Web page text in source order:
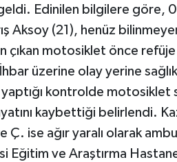
Edinilen bilgilere göre,
Aksoy (21), henüz
çıkan motosiklet önce
üzerine olay yerine
kontrolde motosiklet
kaybettiği belirlendi.
Ç. ise ağır yaralı olarak
Eğitim ve Araştırma